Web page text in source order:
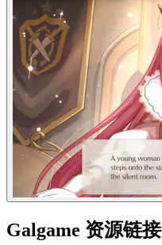
Galgame 资源链接